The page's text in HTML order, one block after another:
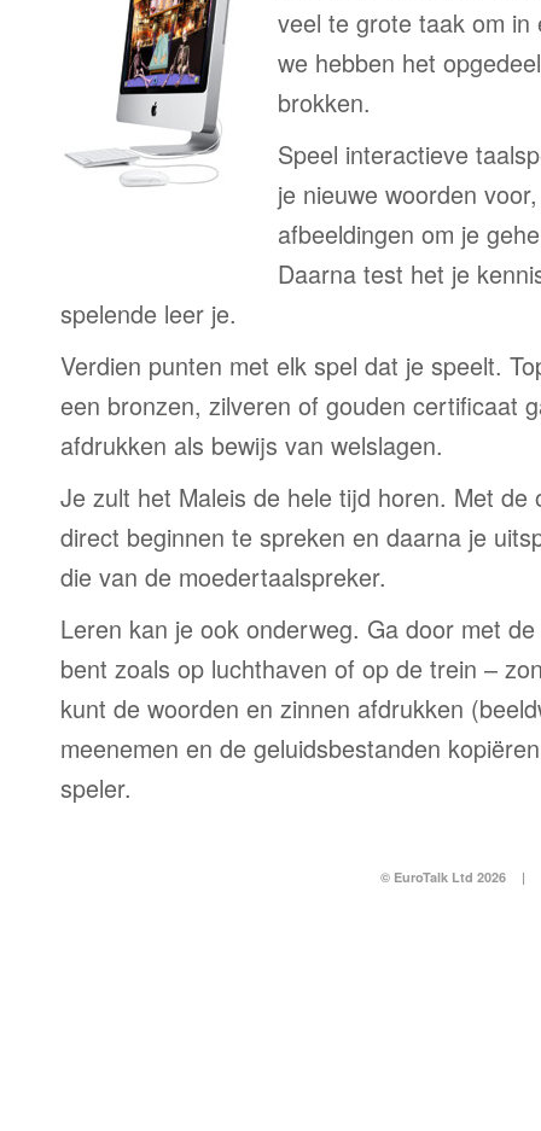
veel te grote taak om
we hebben het
brokken.
Speel interactieve
je nieuwe woorden
afbeeldingen om je
Daarna test het je
spelende leer je.
Verdien punten met elk spel dat je speelt.
een bronzen, zilveren of gouden certificaat
afdrukken als bewijs van welslagen.
Je zult het Maleis de hele tijd horen. Met de
direct beginnen te spreken en daarna je
die van de moedertaalspreker.
Leren kan je ook onderweg. Ga door met
bent zoals op luchthaven of op de trein –
kunt de woorden en zinnen afdrukken
meenemen en de geluidsbestanden
speler.
© EuroTalk Ltd 2026 |